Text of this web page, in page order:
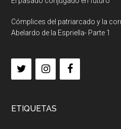
Cómplices del patriarcado y la
Abelardo de la Espriella- Parte 1
ETIQUETAS